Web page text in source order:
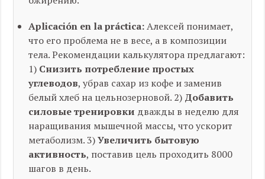
Aplicación en la práctica:Алексей понимает,
что его проблема не в весе, а в композиции
тела. Рекомендации калькулятора предлагают:
1) Снизить потребление простых
углеводов, убрав сахар из кофе и заменив
белый хлеб на цельнозерновой. 2) Добавить
силовые тренировки дважды в неделю для
наращивания мышечной массы, что ускорит
метаболизм. 3)Увеличить бытовую
активность, поставив цель проходить 8000
шагов в день.